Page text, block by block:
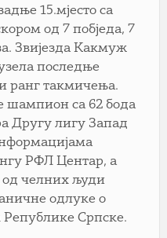
15.мјесто са
од 7 побједа, 7
Звијезда Какмуж
последње
ранг такмичења.
шампион са 62 бода
Другу лигу Запад
РФЛ Центар, а
од челних људи
одлуке о
Српске.